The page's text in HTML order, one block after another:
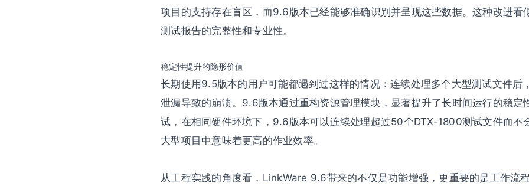
项目的支持存在盲区，而9.6版本已经能够准确识别并呈现这些数据。这种改进看
测试报告的完整性和专业性。
稳定性提升的隐形价值
长期使用9.5版本的用户可能都遇到过这样的情况：连续处理多个大型测试文件后
泄漏导致的崩溃。9.6版本通过重构资源管理模块，显著提升了长时间运行的稳定
试，在相同硬件环境下，9.6版本可以连续处理超过50个DTX-1800测试文件而不
大型项目中意味着更高的作业效率。
从工程实践的角度看，LinkWare 9.6带来的不仅是功能增强，更重要的是工作流